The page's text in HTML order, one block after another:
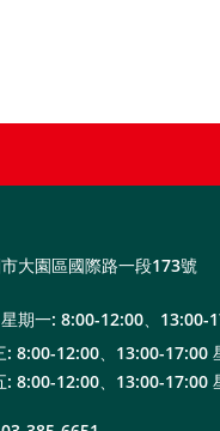
大園區國際路一段173號
星期一: 8:00-12:00、13:00-
8:00-12:00、13:00-17:00
: 8:00-12:00、13:00-17:00